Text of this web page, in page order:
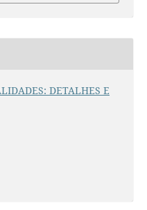
DETALHES E